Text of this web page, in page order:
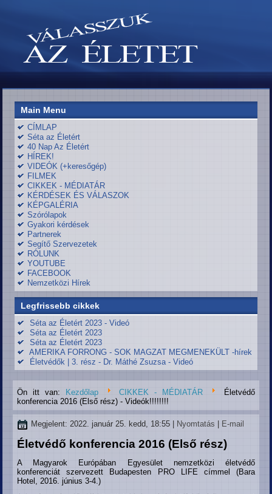
Main Menu
CÍMLAP
Séta az Életért
40 Nap Az Életért
HÍREK!
VIDEÓK (+keresőgép)
FILMEK
CIKKEK - MÉDIATÁR
KÉRDÉSEK ÉS VÁLASZOK
KÉPGALÉRIA
Szórólapok
Gyakori kérdések
Partnerek
Segítő Szervezetek
RÓLUNK
YOUTUBE
FACEBOOK
Nemzetközi Hírek
Legfrissebb cikkek
Séta az Életért 2023 - Videó
Séta az Életért 2023
Séta az Életért 2023
AMERIKA FORRONG - SOK MAGZAT MEGMENEKÜLT -hírek
Életvédők | 3. rész - Dr. Máthé Zsuzsa - Videó
Ön itt van: Kezdőlap CIKKEK - MÉDIATÁR
Életvédő
konferencia 2016 (Első rész) - Videók!!!!!!!!
Megjelent: 2022. január 25. kedd, 18:55 Nyomtatás E-mail
Életvédő konferencia 2016 (Első rész)
A Magyarok Európában Egyesület nemzetközi életvédő
konferenciát szervezett Budapesten PRO LIFE címmel (Bara
Hotel, 2016. június 3-4.)